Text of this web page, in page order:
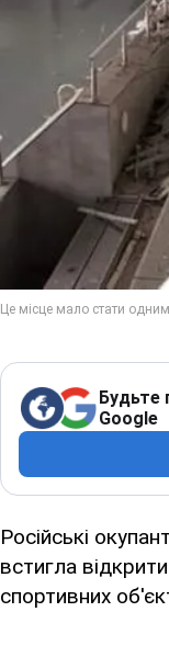
Будьте
Google
Російські
встигла
спортивних